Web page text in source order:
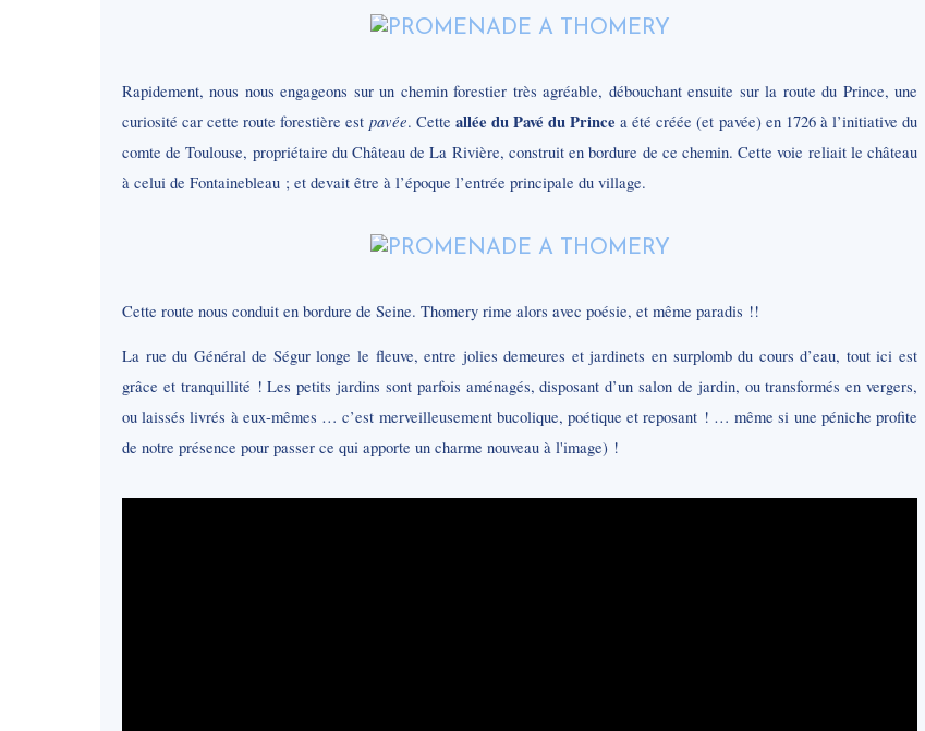
Rapidement, nous nous engageons sur un chemin forestier très agréable, débouchant ensuite sur la route du Prince, une
curiosité car cette route forestière est pavée. Cette allée du Pavé du Prince a été créée (et pavée) en 1726 à l’initiative du
comte de Toulouse, propriétaire du Château de La Rivière, construit en bordure de ce chemin. Cette voie reliait le château
à celui de Fontainebleau ; et devait être à l’époque l’entrée principale du village.
Cette route nous conduit en bordure de Seine. Thomery rime alors avec poésie, et même paradis !!
La rue du Général de Ségur longe le fleuve, entre jolies demeures et jardinets en surplomb du cours d’eau, tout ici est
grâce et tranquillité ! Les petits jardins sont parfois aménagés, disposant d’un salon de jardin, ou transformés en vergers,
ou laissés livrés à eux-mêmes … c’est merveilleusement bucolique, poétique et reposant ! … même si une péniche profite
de notre présence pour passer ce qui apporte un charme nouveau à l'image) !